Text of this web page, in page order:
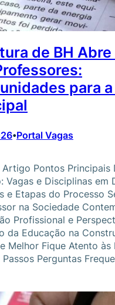
de BH
para
•Portal Vagas
Pontos Principais
Vagas e Disciplinas em
e Etapas do Processo
na Sociedade
Profissional e
da Educação na
Melhor Fique Atento às
Perguntas